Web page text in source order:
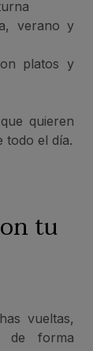
verano y
platos y
quieren
todo el día.
tu
vueltas,
de forma